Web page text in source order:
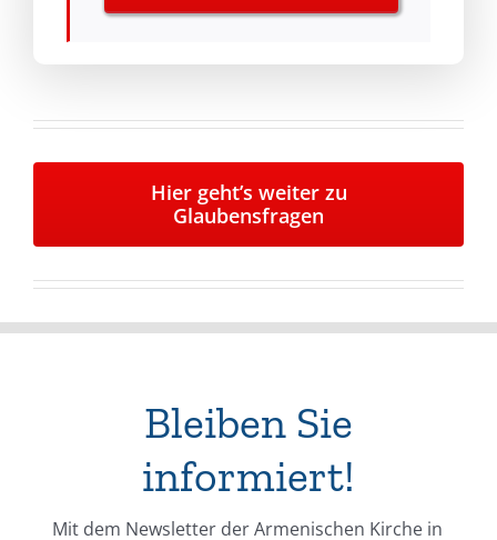
Hier geht’s weiter zu
Glaubensfragen
Bleiben Sie
informiert!
Mit dem Newsletter der Armenischen Kirche in